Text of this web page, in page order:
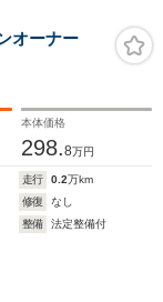
オーナー
本体価格
298.8万円
走行 0.2万km
修復
なし
整備
法定整備付